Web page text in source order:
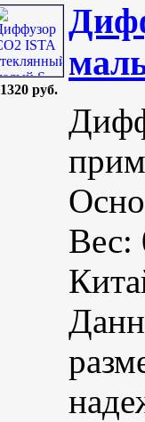
1320 руб.
Вес: